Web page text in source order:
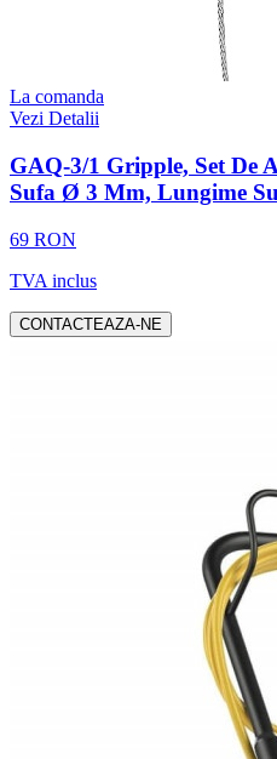
La comanda
Vezi Detalii
GAQ-3/1 Gripple, Set De
Sufa Ø 3 Mm, Lungime
69 RON
TVA inclus
CONTACTEAZA-NE